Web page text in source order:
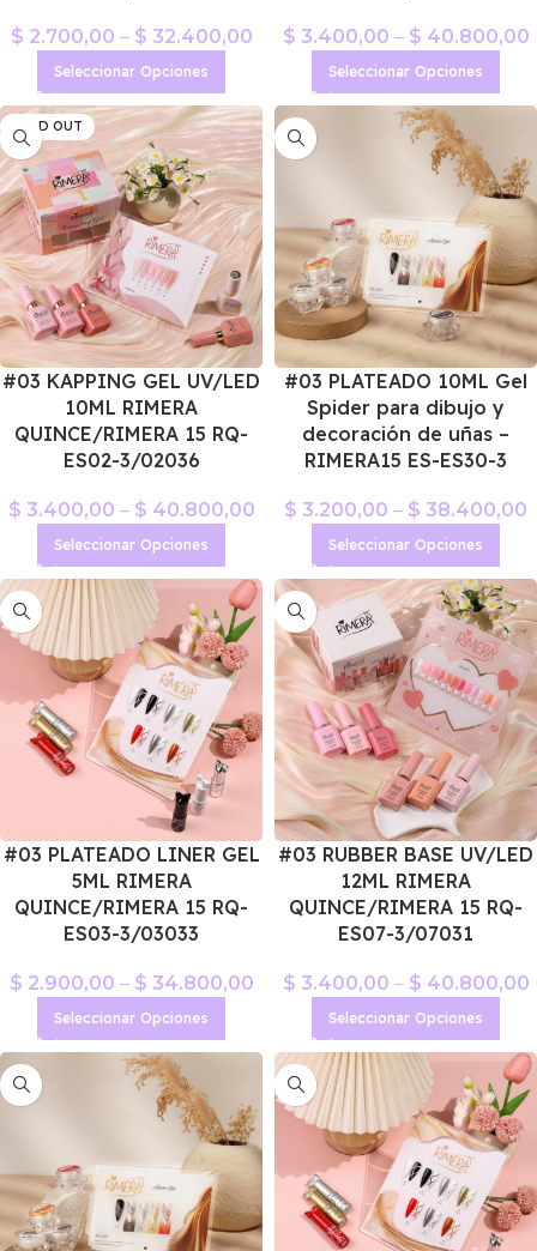
$ 2.700,00 – $ 32.400,00
Seleccionar Opciones
$ 3.400,00 – $ 40.800,00
Seleccionar Opciones
SOLD OUT
#03 KAPPING GEL UV/LED
10ML RIMERA
QUINCE/RIMERA 15 RQ-
ES02-3/02036
$ 3.400,00 – $ 40.800,00
Seleccionar Opciones
#03 PLATEADO 10ML Gel
Spider para dibujo y
decoración de uñas –
RIMERA15 ES-ES30-3
$ 3.200,00 – $ 38.400,00
Seleccionar Opciones
#03 PLATEADO LINER GEL
5ML RIMERA
QUINCE/RIMERA 15 RQ-
ES03-3/03033
$ 2.900,00 – $ 34.800,00
Seleccionar Opciones
#03 RUBBER BASE UV/LED
12ML RIMERA
QUINCE/RIMERA 15 RQ-
ES07-3/07031
$ 3.400,00 – $ 40.800,00
Seleccionar Opciones